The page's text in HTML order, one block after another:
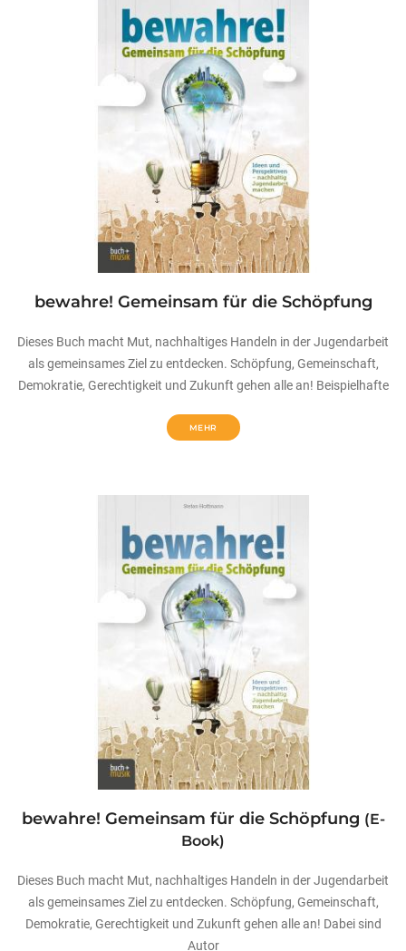
bewahre! Gemeinsam für die Schöpfung
Dieses Buch macht Mut, nachhaltiges Handeln in der Jugendarbeit
als gemeinsames Ziel zu entdecken. Schöpfung, Gemeinschaft,
Demokratie, Gerechtigkeit und Zukunft gehen alle an! Beispielhafte
MEHR
bewahre! Gemeinsam für die Schöpfung (E-
Book)
Dieses Buch macht Mut, nachhaltiges Handeln in der Jugendarbeit
als gemeinsames Ziel zu entdecken. Schöpfung, Gemeinschaft,
Demokratie, Gerechtigkeit und Zukunft gehen alle an! Dabei sind
Autor